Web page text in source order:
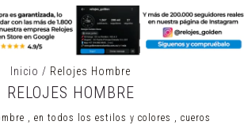
Inicio / Relojes Hombre
RELOJES HOMBRE
, en todos los estilos y colores , cueros